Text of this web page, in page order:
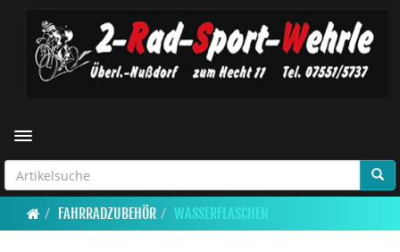
Toggle navigation
FAHRRADZUBEHÖR WASSERFLASCHEN